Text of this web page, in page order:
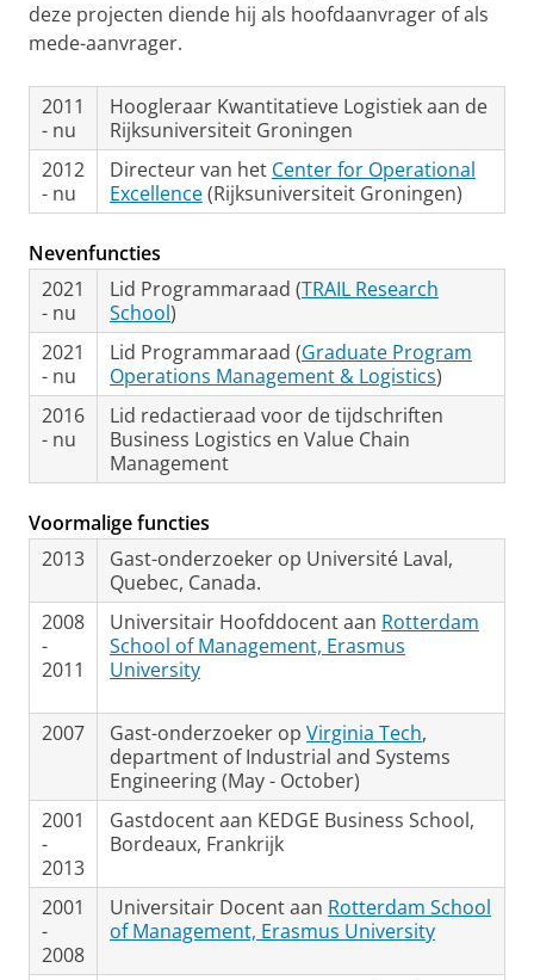
deze projecten diende hij als hoofdaanvrager of als
mede-aanvrager.
2011
- nu
Hoogleraar Kwantitatieve Logistiek aan de
Rijksuniversiteit Groningen
2012
- nu
Directeur van het Center for Operational
Excellence(Rijksuniversiteit Groningen)
Nevenfuncties
2021
- nu
Lid Programmaraad (TRAIL Research
School)
2021
- nu
Lid Programmaraad (Graduate Program
Operations Management & Logistics)
2016
- nu
Lid redactieraad voor de tijdschriften
Business Logistics en Value Chain
Management
Voormalige functies
2013
Gast-onderzoeker op Université Laval,
Quebec, Canada.
2008
-
2011
Universitair Hoofddocent aan Rotterdam
School of Management, Erasmus
University
2007 Gast-onderzoeker op Virginia Tech,
department of Industrial and Systems
Engineering (May - October)
2001
-
2013
Gastdocent aan KEDGE Business School,
Bordeaux, Frankrijk
2001
-
2008
Universitair Docent aan Rotterdam School
of Management, Erasmus University